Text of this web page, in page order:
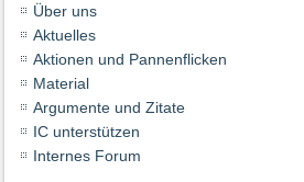
Über uns
Aktuelles
Aktionen und Pannenflicken
Material
Argumente und Zitate
IC unterstützen
Internes Forum